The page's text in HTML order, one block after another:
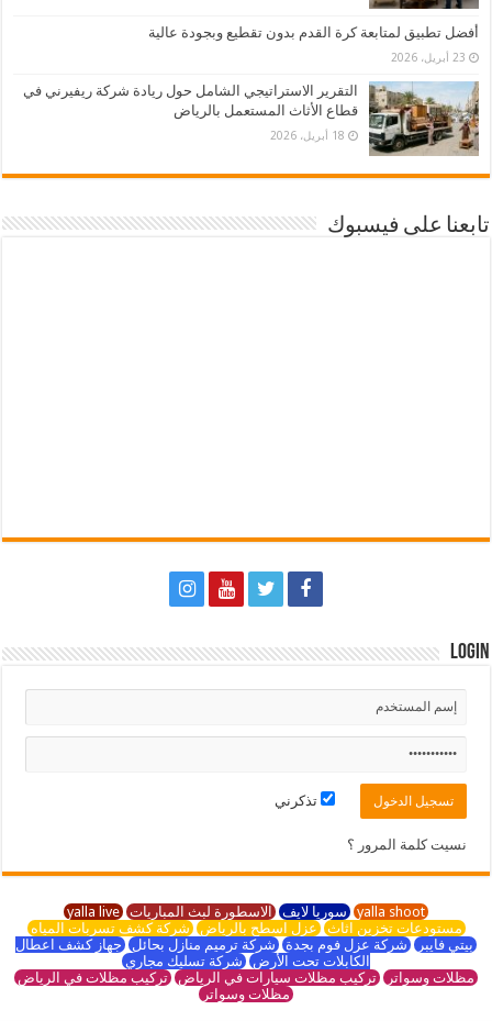
أفضل تطبيق لمتابعة كرة القدم بدون تقطيع وبجودة عالية
23 أبريل، 2026
التقرير الاستراتيجي الشامل حول ريادة شركة ريفيرني في
قطاع الأثاث المستعمل بالرياض
18 أبريل، 2026
تابعنا على فيسبوك
Login
تذكرني
نسيت كلمة المرور ؟
yalla shoot سوريا لايف الاسطورة لبث المباريات yalla live
مستودعات تخزين اثاث عزل اسطح بالرياض شركة كشف تسربات المياه
بيتي فايبر شركة عزل فوم بجدة شركة ترميم منازل بحائل جهاز كشف اعطال
الكابلات تحت الأرض شركة تسليك مجاري
مظلات وسواتر تركيب مظلات سيارات في الرياض تركيب مظلات في الرياض
مظلات وسواتر